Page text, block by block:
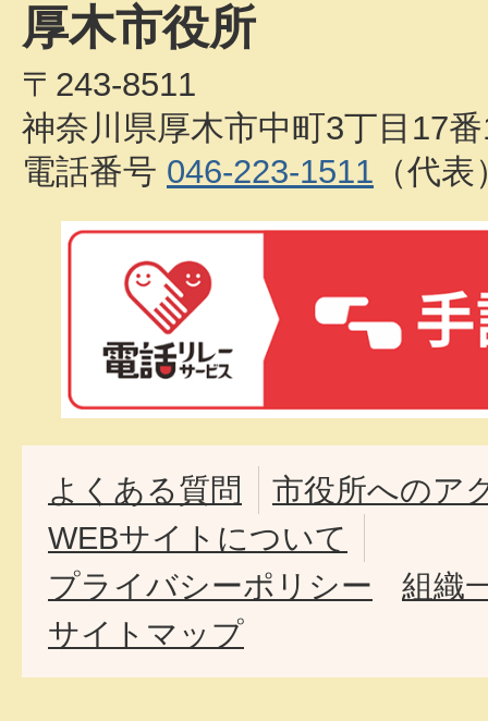
厚木市役所
〒243-8511
神奈川県厚木市中町3丁目17
電話番号 046-223-1511 （代表
よくある質問
市役所へのア
WEBサイトについて
プライバシーポリシー
組織
サイトマップ